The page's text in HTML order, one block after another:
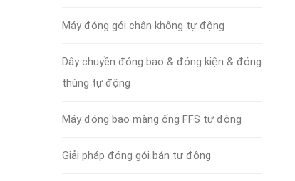
Máy đóng gói chân không tự động
Dây chuyền đóng bao & đóng kiện & đóng
thùng tự động
Máy đóng bao màng ống FFS tự động
Giải pháp đóng gói bán tự động